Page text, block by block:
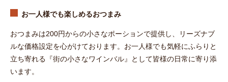
お一人様でも楽しめるおつまみ
おつまみは200円からの小さなポーションで提供し、リーズナブ
ルな価格設定を心がけております。お一人様でも気軽にふらりと
立ち寄れる『街の小さなワインバル』として皆様の日常に寄り添
います。